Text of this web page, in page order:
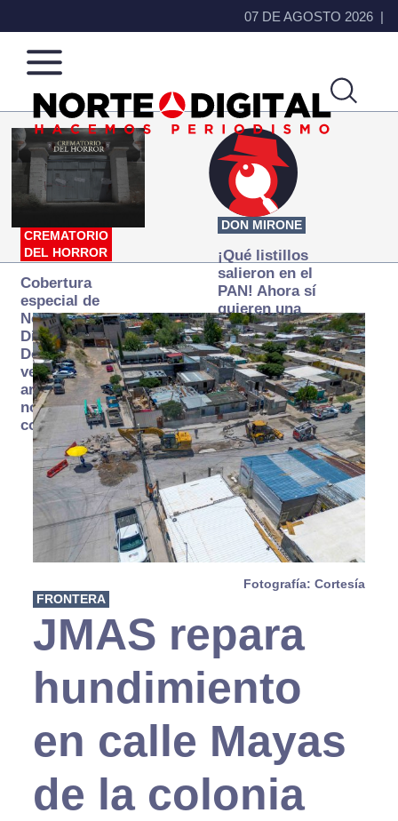
07 DE AGOSTO 2026
Norte
de
Ciudad
Más
que
noticias,
hacemos periodismo
CREMATORIO
DEL HORROR
Cobertura
especial de
Norte
Digital:
Donde la
verdad
arde… pero
no se
consume
DON MIRONE
¡Qué listillos
salieron en el
PAN! Ahora sí
quieren una
Fiscalía
autónoma… y
transexenal
Fotografía: Cortesía
FRONTERA
JMAS repara
hundimiento
en calle Mayas
de la colonia